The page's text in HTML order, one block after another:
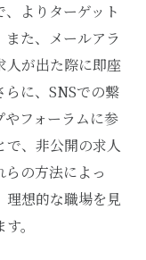
よりターゲット
た、メールアラ
人が出た際に即座
に、SNSでの繋
フォーラムに参
で、非公開の求人
の方法によっ
理想的な職場を見
。